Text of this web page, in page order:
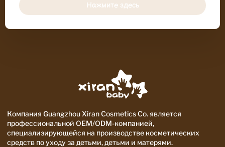
Нажмите здесь
Компания Guangzhou Xiran Cosmetics Co. является
профессиональной OEM/ODM-компанией,
специализирующейся на производстве косметических
средств по уходу за детьми, детьми и матерями.